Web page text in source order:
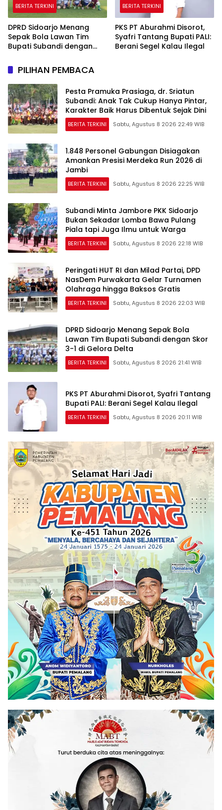
BERITA TERKINI
DPRD Sidoarjo Menang
Sepak Bola Lawan Tim
Bupati Subandi dengan
BERITA TERKINI
PKS PT Aburahmi Disorot,
Syafri Tantang Bupati PALI:
Berani Segel Kalau Ilegal
PILIHAN PEMBACA
Pesta Pramuka Prasiaga, dr. Sriatun
Subandi: Anak Tak Cukup Hanya Pintar,
Karakter Baik Harus Dibentuk Sejak Dini
BERITA TERKINI Sabtu, Agustus 8 2026 22:49 WIB
1.848 Personel Gabungan Disiagakan
Amankan Presisi Merdeka Run 2026 di
Jambi
BERITA TERKINI Sabtu, Agustus 8 2026 22:25 WIB
Subandi Minta Jambore PKK Sidoarjo
Bukan Sekadar Lomba Bawa Pulang
Piala tapi Juga Ilmu untuk Warga
BERITA TERKINI Sabtu, Agustus 8 2026 22:18 WIB
Peringati HUT RI dan Milad Partai, DPD
NasDem Purwakarta Gelar Turnamen
Olahraga hingga Baksos Gratis
BERITA TERKINI Sabtu, Agustus 8 2026 22:03 WIB
DPRD Sidoarjo Menang Sepak Bola
Lawan Tim Bupati Subandi dengan Skor
3-1 di Gelora Delta
BERITA TERKINI Sabtu, Agustus 8 2026 21:41 WIB
PKS PT Aburahmi Disorot, Syafri Tantang
Bupati PALI: Berani Segel Kalau Ilegal
BERITA TERKINI Sabtu, Agustus 8 2026 20:11 WIB